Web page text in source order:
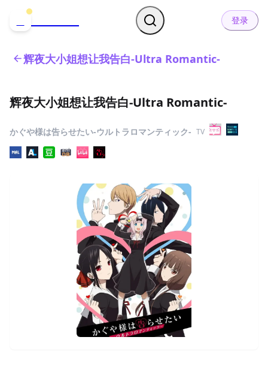
登录
辉夜大小姐想让我告白-Ultra Romantic-
辉夜大小姐想让我告白-Ultra Romantic-
かぐや様は告らせたい-ウルトラロマンティック- TV